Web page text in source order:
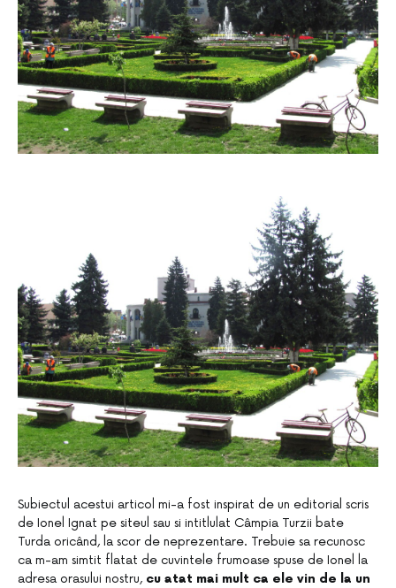
Subiectul acestui articol mi-a fost inspirat de un editorial scris
de Ionel Ignat pe siteul sau si intitlulat Câmpia Turzii bate
Turda oricând, la scor de neprezentare. Trebuie sa recunosc
ca m-am simtit flatat de cuvintele frumoase spuse de Ionel la
adresa orasului nostru, cu atat mai mult ca ele vin de la un